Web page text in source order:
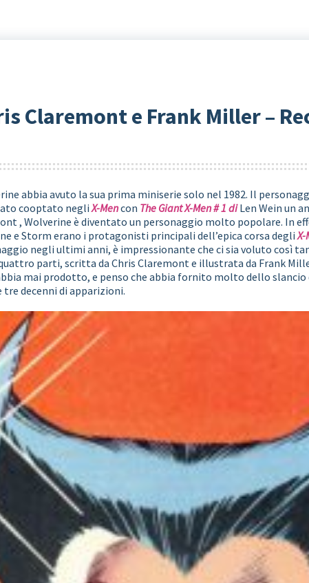
Claremont e Frank Miller –
abbia avuto la sua prima miniserie solo nel 1982. Il
cooptato negliX-Mencon The Giant X-Men # 1 diLen Wein un
, Wolverine è diventato un personaggio molto popolare. In
e Storm erano i protagonisti principali dell’epica corsa degli
negli ultimi anni, è impressionante che ci sia voluto così
parti, scritta da Chris Claremont e illustrata da Frank
mai prodotto, e penso che abbia fornito molto dello
decenni di apparizioni.